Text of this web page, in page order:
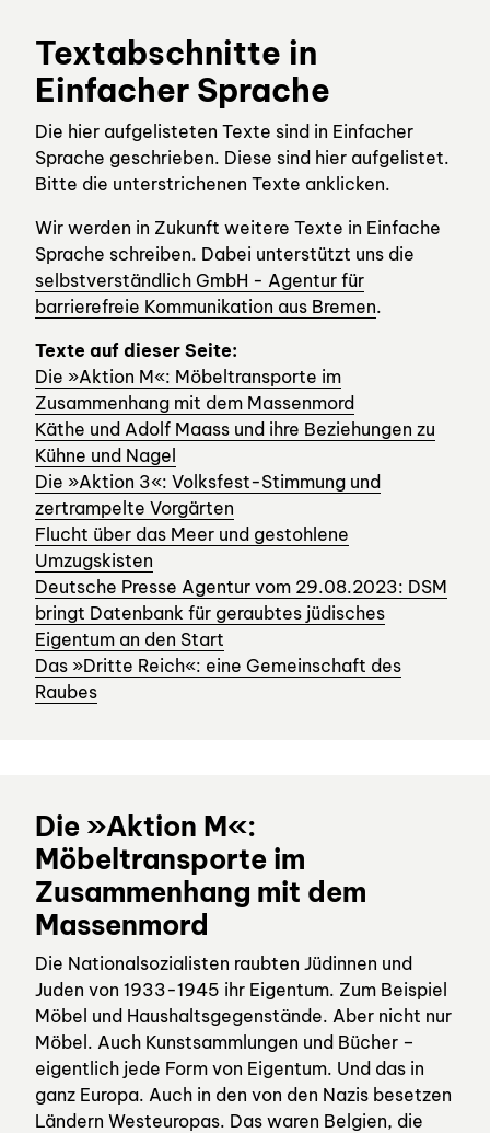
Textabschnitte in
Einfacher Sprache
Die hier aufgelisteten Texte sind in Einfacher
Sprache geschrieben. Diese sind hier aufgelistet.
Bitte die unterstrichenen Texte anklicken.
Wir werden in Zukunft weitere Texte in Einfache
Sprache schreiben. Dabei unterstützt uns die
selbstverständlich GmbH - Agentur für
barrierefreie Kommunikation aus Bremen.
Texte auf dieser Seite:
Die »Aktion M«: Möbeltransporte im
Zusammenhang mit dem Massenmord
Käthe und Adolf Maass und ihre Beziehungen zu
Kühne und Nagel
Die »Aktion 3«: Volksfest-Stimmung und
zertrampelte Vorgärten
Flucht über das Meer und gestohlene
Umzugskisten
Deutsche Presse Agentur vom 29.08.2023: DSM
bringt Datenbank für geraubtes jüdisches
Eigentum an den Start
Das »Dritte Reich«: eine Gemeinschaft des
Raubes
Die »Aktion M«:
Möbeltransporte im
Zusammenhang mit dem
Massenmord
Die Nationalsozialisten raubten Jüdinnen und
Juden von 1933-1945 ihr Eigentum. Zum Beispiel
Möbel und Haushaltsgegenstände. Aber nicht nur
Möbel. Auch Kunstsammlungen und Bücher –
eigentlich jede Form von Eigentum. Und das in
ganz Europa. Auch in den von den Nazis besetzen
Ländern Westeuropas. Das waren Belgien, die